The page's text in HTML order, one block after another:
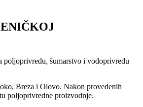
šumarstvo i vodoprivredu
Breza i Olovo. Nakon provedenih
poljoprivredne proizvodnje.